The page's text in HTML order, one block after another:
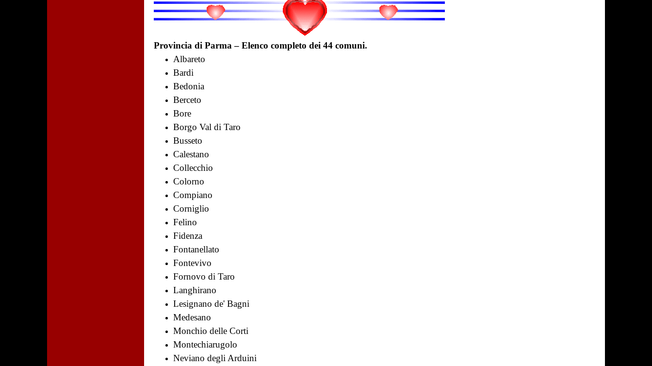
Provincia di Parma – Elenco completo dei 44 comuni.
Albareto
Bardi
Bedonia
Berceto
Bore
Borgo Val di Taro
Busseto
Calestano
Collecchio
Colorno
Compiano
Corniglio
Felino
Fidenza
Fontanellato
Fontevivo
Fornovo di Taro
Langhirano
Lesignano de' Bagni
Medesano
Monchio delle Corti
Montechiarugolo
Neviano degli Arduini